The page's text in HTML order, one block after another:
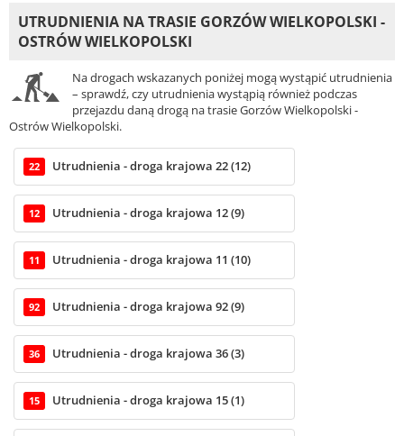
UTRUDNIENIA NA TRASIE GORZÓW WIELKOPOLSKI -
OSTRÓW WIELKOPOLSKI
Na drogach wskazanych poniżej mogą wystąpić utrudnienia
– sprawdź, czy utrudnienia wystąpią również podczas
przejazdu daną drogą na trasie Gorzów Wielkopolski -
Ostrów Wielkopolski.
22 Utrudnienia - droga krajowa 22 (12)
12 Utrudnienia - droga krajowa 12 (9)
11 Utrudnienia - droga krajowa 11 (10)
92 Utrudnienia - droga krajowa 92 (9)
36 Utrudnienia - droga krajowa 36 (3)
15 Utrudnienia - droga krajowa 15 (1)